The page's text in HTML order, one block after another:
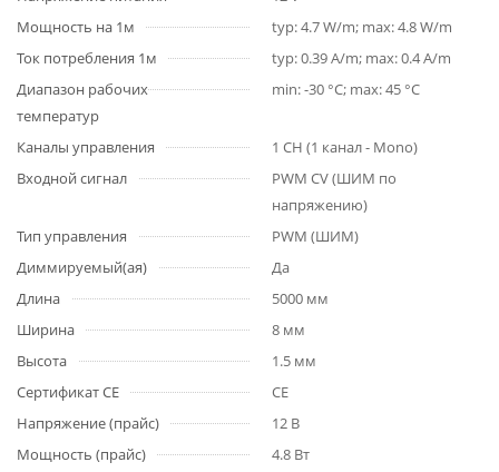
Мощность на 1м
typ: 4.7 W/m; max: 4.8 W/m
Ток потребления 1м
typ: 0.39 A/m; max: 0.4 A/m
Диапазон рабочих
температур
min: -30 °C; max: 45 °C
Каналы управления
1 CH (1 канал - Mono)
Входной сигнал
PWM СV (ШИМ по
напряжению)
Тип управления
PWM (ШИМ)
Диммируемый(ая)
Да
Длина
5000 мм
Ширина
8 мм
Высота
1.5 мм
Сертификат CE
CE
Напряжение (прайс)
12 В
Мощность (прайс)
4.8 Вт